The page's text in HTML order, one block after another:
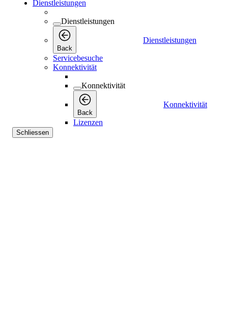
Dienstleistungen
Dienstleistungen
Back
Dienstleistungen
Servicebesuche
Konnektivität
Konnektivität
Back
Konnektivität
Lizenzen
Schliessen